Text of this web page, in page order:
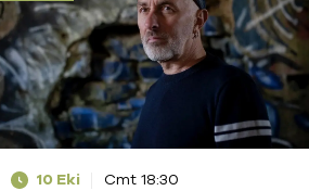
10 Eki
Cmt 18:30